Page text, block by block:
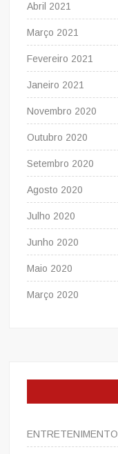
Abril 2021
Março 2021
Fevereiro 2021
Janeiro 2021
Novembro 2020
Outubro 2020
Setembro 2020
Agosto 2020
Julho 2020
Junho 2020
Maio 2020
Março 2020
ENTRETENIMENTO